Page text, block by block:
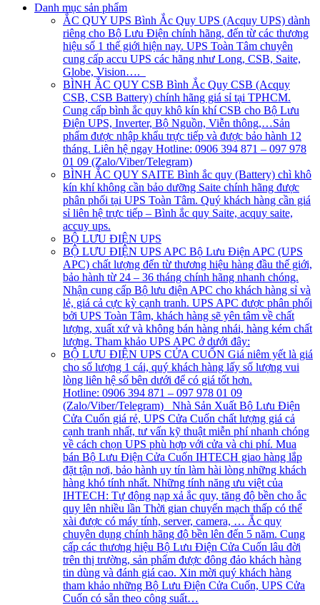
Danh mục sản phẩm
ẮC QUY UPS Bình Ắc Quy UPS (Acquy UPS) dành
riêng cho Bộ Lưu Điện chính hãng, đến từ các thương
hiệu số 1 thế giới hiện nay. UPS Toàn Tâm chuyên
cung cấp accu UPS các hãng như Long, CSB, Saite,
Globe, Vision….
BÌNH ẮC QUY CSB Bình Ắc Quy CSB (Acquy
CSB, CSB Battery) chính hãng giá sỉ tại TPHCM.
Cung cấp bình ắc quy khô kín khí CSB cho Bộ Lưu
Điện UPS, Inverter, Bộ Nguồn, Viễn thông,…Sản
phẩm được nhập khẩu trực tiếp và được bảo hành 12
tháng. Liên hệ ngay Hotline: 0906 394 871 – 097 978
01 09 (Zalo/Viber/Telegram)
BÌNH ẮC QUY SAITE Bình ắc quy (Battery) chì khô
kín khí không cần bảo dưỡng Saite chính hãng được
phân phối tại UPS Toàn Tâm. Quý khách hàng cần giá
sỉ liên hệ trực tiếp – Bình ắc quy Saite, acquy saite,
accuy ups.
BỘ LƯU ĐIỆN UPS
BỘ LƯU ĐIỆN UPS APC Bộ Lưu Điện APC (UPS
APC) chất lượng đến từ thương hiệu hàng đầu thế giới,
bảo hành từ 24 – 36 tháng chính hãng nhanh chóng.
Nhận cung cấp Bộ lưu điện APC cho khách hàng sỉ và
lẻ, giá cả cực kỳ cạnh tranh. UPS APC được phân phối
bởi UPS Toàn Tâm, khách hàng sẽ yên tâm về chất
lượng, xuất xứ và không bán hàng nhái, hàng kém chất
lượng. Tham khảo UPS APC ở dưới đây:
BỘ LƯU ĐIỆN UPS CỬA CUỐN Giá niêm yết là giá
cho số lượng 1 cái, quý khách hàng lấy số lượng vui
lòng liên hệ số bên dưới để có giá tốt hơn.
Hotline: 0906 394 871 – 097 978 01 09
(Zalo/Viber/Telegram) Nhà Sản Xuất Bộ Lưu Điện
Cửa Cuốn giá rẻ, UPS Cửa Cuốn chất lượng giá cả
cạnh tranh nhất, tư vấn kỹ thuật miễn phí nhanh chóng
về cách chọn UPS phù hợp với cửa và chi phí. Mua
bán Bộ Lưu Điện Cửa Cuốn IHTECH giao hàng lắp
đặt tận nơi, bảo hành uy tín làm hài lòng những khách
hàng khó tính nhất. Những tính năng ưu việt của
IHTECH: Tự động nạp xả ắc quy, tăng độ bền cho ắc
quy lên nhiều lần Thời gian chuyển mạch thấp có thể
xài được có máy tính, server, camera, … Ắc quy
chuyên dụng chính hãng độ bền lên đến 5 năm. Cung
cấp các thương hiệu Bộ Lưu Điện Cửa Cuốn lâu đời
trên thị trường, sản phẩm được đông đảo khách hàng
tin dùng và đánh giá cao. Xin mời quý khách hàng
tham khảo những Bộ Lưu Điện Cửa Cuốn, UPS Cửa
Cuốn có sẵn theo công suất…